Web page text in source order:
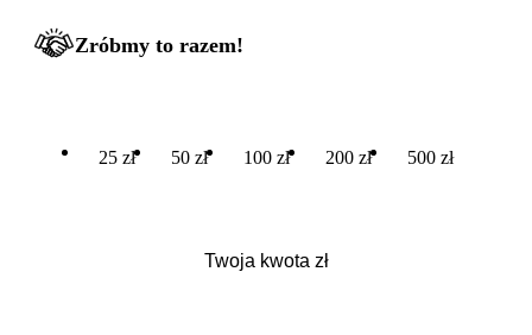
Zróbmy to razem!
25 zł 50 zł 100 zł 200 zł 500 zł